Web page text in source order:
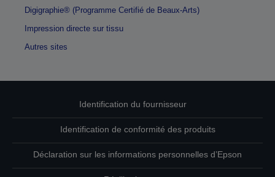
Digigraphie® (Programme Certifié de Beaux-Arts)
Impression directe sur tissu
Autres sites
Identification du fournisseur
Identification de conformité des produits
Déclaration sur les informations personnelles d’Epson